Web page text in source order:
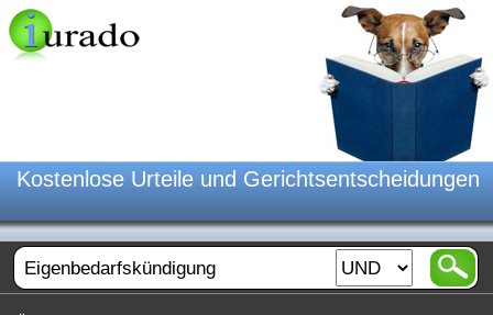
Kostenlose Urteile und Gerichtsentscheidungen